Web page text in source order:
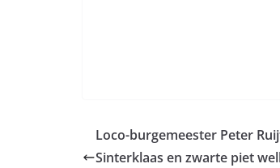
Loco-burgemeester Peter
Sinterklaas en zwarte piet